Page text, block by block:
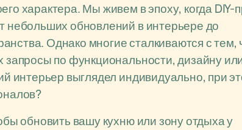
характера. Мы живем в эпоху, когда DIY-
небольших обновлений в интерьере до
Однако многие сталкиваются с тем,
по функциональности, дизайну
интерьер выглядел индивидуально, при
обновить вашу кухню или зону отдыха у